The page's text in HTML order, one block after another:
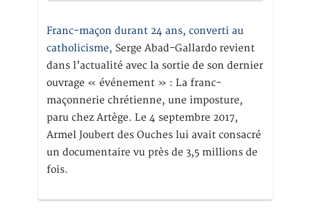
Franc-maçon durant 24 ans, converti au
catholicisme, Serge Abad-Gallardo revient
dans l’actualité avec la sortie de son dernier
ouvrage « événement » : La franc-
maçonnerie chrétienne, une imposture,
paru chez Artège. Le 4 septembre 2017,
Armel Joubert des Ouches lui avait consacré
un documentaire vu près de 3,5 millions de
fois.